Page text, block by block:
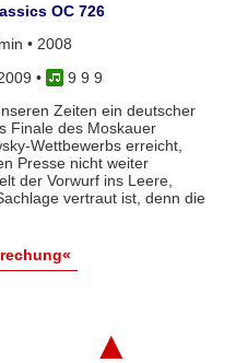
OC 726
• 2008
•
9 9 9
Zeiten ein deutscher
Finale des Moskauer
Wettbewerbs erreicht,
Presse nicht weiter
der Vorwurf ins Leere,
vertraut ist, denn die
▲